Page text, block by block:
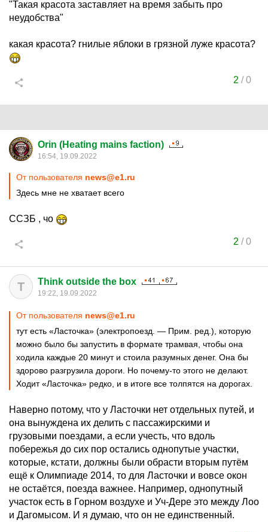
"Такая красота заставляет на время забыть про
неудобства"
какая красота? гнилые яблоки в грязной луже красота?
2 /0
Orin (Heating mains faction)
16:54, 19.09.2022
От пользователя news@e1.ru
Здесь мне не хватает всего
ССЗБ , чо
2 /0
T Think outside the box
19:22, 19.09.2022
От пользователя news@e1.ru
тут есть «Ласточка» (электропоезд. — Прим. ред.), которую
можно было бы запустить в формате трамвая, чтобы она
ходила каждые 20 минут и стоила разумных денег. Она бы
здорово разгрузила дороги. Но почему-то этого не делают.
Ходит «Ласточка» редко, и в итоге все толпятся на дорогах.
Наверно потому, что у Ласточки нет отдельных путей, и
она вынуждена их делить с пассажирскими и
грузовыми поездами, а если учесть, что вдоль
побережья до сих пор остались однопутые участки,
которые, кстати, должны были обрасти вторым путём
ещё к Олимпиаде 2014, то для Ласточки и вовсе окон
не остаётся, поезда важнее. Например, однопутный
участок есть в Горном воздухе и Уч-Дере это между Лоо
и Дагомысом. И я думаю, что он не единственный.